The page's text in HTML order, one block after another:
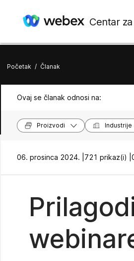
Centar
Početak / Članak
Ovaj se članak odnosi na:
Proizvodi Industrije
06. prosinca 2024. | 721 prikaz(i) |